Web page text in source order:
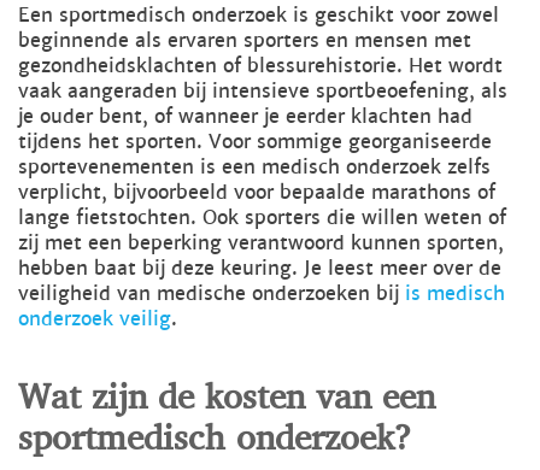
Een sportmedisch onderzoek is geschikt voor zowel
beginnende als ervaren sporters en mensen met
gezondheidsklachten of blessurehistorie. Het wordt
vaak aangeraden bij intensieve sportbeoefening, als
je ouder bent, of wanneer je eerder klachten had
tijdens het sporten. Voor sommige georganiseerde
sportevenementen is een medisch onderzoek zelfs
verplicht, bijvoorbeeld voor bepaalde marathons of
lange fietstochten. Ook sporters die willen weten of
zij met een beperking verantwoord kunnen sporten,
hebben baat bij deze keuring. Je leest meer over de
veiligheid van medische onderzoeken bij is medisch
onderzoek veilig.
Wat zijn de kosten van een
sportmedisch onderzoek?